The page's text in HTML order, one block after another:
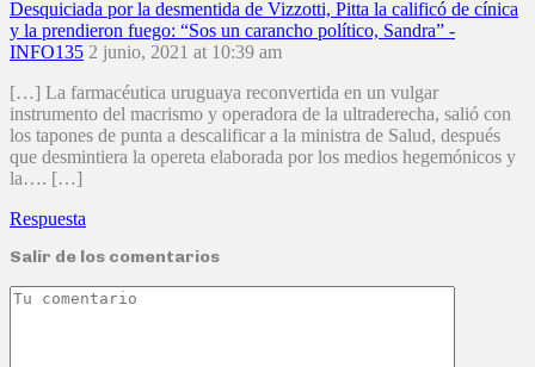
Desquiciada por la desmentida de Vizzotti, Pitta la calificó de cínica
y la prendieron fuego: “Sos un carancho político, Sandra” -
INFO135 2 junio, 2021 at 10:39 am
[…] La farmacéutica uruguaya reconvertida en un vulgar
instrumento del macrismo y operadora de la ultraderecha, salió con
los tapones de punta a descalificar a la ministra de Salud, después
que desmintiera la opereta elaborada por los medios hegemónicos y
la…. […]
Respuesta
Salir de los comentarios